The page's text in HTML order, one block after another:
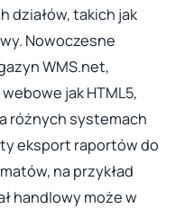
działów, takich jak
Nowoczesne
WMS.net,
jak HTML5,
różnych systemach
eksport raportów do
na przykład
handlowy może w